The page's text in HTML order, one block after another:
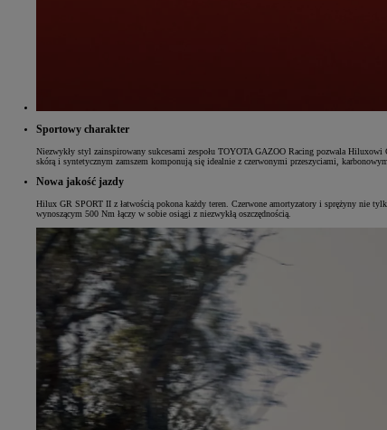
Yaris Cross
HYBRID
Sportowy charakter
Niezwykły styl zainspirowany sukcesami zespołu TOYOTA GAZOO Racing pozwala
skórą i syntetycznym zamszem komponują się idealnie z czerwonymi przeszyciami,
Nowa jakość jazdy
Hilux GR SPORT II z łatwością pokona każdy teren. Czerwone amortyzatory i sprężyny nie
wynoszącym 500 Nm łączy w sobie osiągi z niezwykłą oszczędnością.